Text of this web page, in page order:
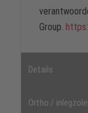
Group.
Details
Ortho /